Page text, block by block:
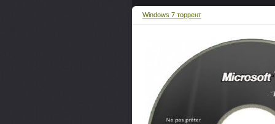
Windows 7 торрент